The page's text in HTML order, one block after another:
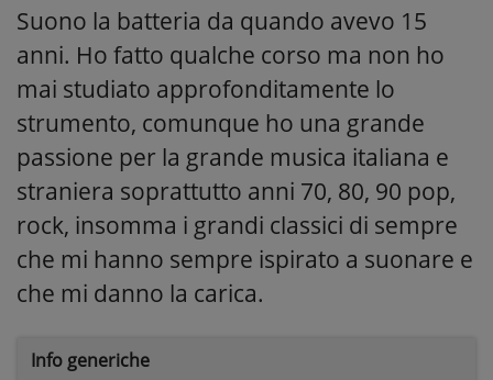
Suono la batteria da quando avevo 15
anni. Ho fatto qualche corso ma non ho
mai studiato approfonditamente lo
strumento, comunque ho una grande
passione per la grande musica italiana e
straniera soprattutto anni 70, 80, 90 pop,
rock, insomma i grandi classici di sempre
che mi hanno sempre ispirato a suonare e
che mi danno la carica.
Info generiche